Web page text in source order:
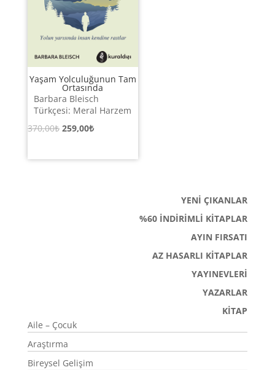
Yaşam Yolculuğunun Tam
Ortasında
Barbara Bleisch
Türkçesi: Meral Harzem
370,00₺ Orijinal
259,00₺Şu
YENİ ÇIKANLAR
%60 İNDİRİMLİ KİTAPLAR
AYIN FIRSATI
AZ HASARLI KİTAPLAR
YAYINEVLERİ
YAZARLAR
KİTAP
Aile – Çocuk
Araştırma
Bireysel Gelişim